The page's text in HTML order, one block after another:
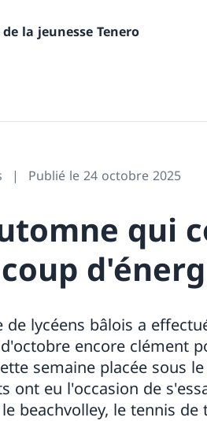
la jeunesse Tenero
Publié le 24 octobre 2025
qui
de lycéens bâlois a
encore clément
semaine placée sous
ont eu l'occasion de
beachvolley, le tennis